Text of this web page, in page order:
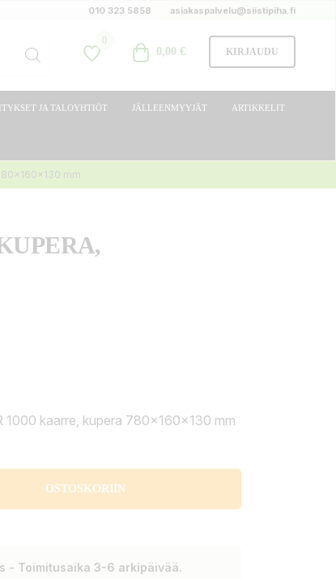
010 323 5858 asiakaspalvelu@siistipiha.fi
0
0,00 € KIRJAUDU
JA TALOYHTIÖT JÄLLEENMYYJÄT ARTIKKELIT
mm
1000 kaarre, kupera 780x160x130 mm
OSTOSKORIIN
- Toimitusaika 3-6 arkipäivää.